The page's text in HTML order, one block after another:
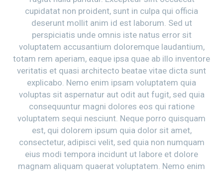
cupidatat non proident, sunt in culpa qui officia
deserunt mollit anim id est laborum. Sed ut
perspiciatis unde omnis iste natus error sit
voluptatem accusantium doloremque laudantium,
totam rem aperiam, eaque ipsa quae ab illo inventore
veritatis et quasi architecto beatae vitae dicta sunt
explicabo. Nemo enim ipsam voluptatem quia
voluptas sit aspernatur aut odit aut fugit, sed quia
consequuntur magni dolores eos qui ratione
voluptatem sequi nesciunt. Neque porro quisquam
est, qui dolorem ipsum quia dolor sit amet,
consectetur, adipisci velit, sed quia non numquam
eius modi tempora incidunt ut labore et dolore
magnam aliquam quaerat voluptatem. Nemo enim